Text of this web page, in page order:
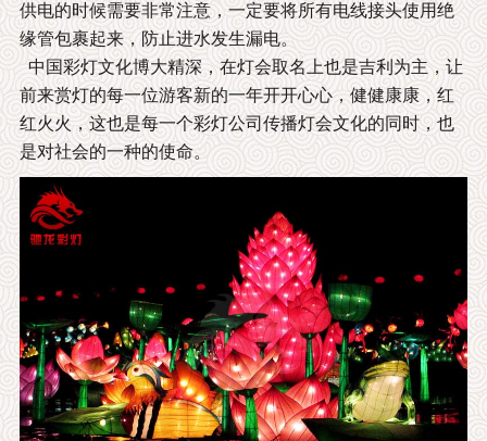
供电的时候需要非常注意，一定要将所有电线接头使用绝
缘管包裹起来，防止进水发生漏电。
中国彩灯文化博大精深，在灯会取名上也是吉利为主，让
前来赏灯的每一位游客新的一年开开心心，健健康康，红
红火火，这也是每一个彩灯公司传播灯会文化的同时，也
是对社会的一种的使命。